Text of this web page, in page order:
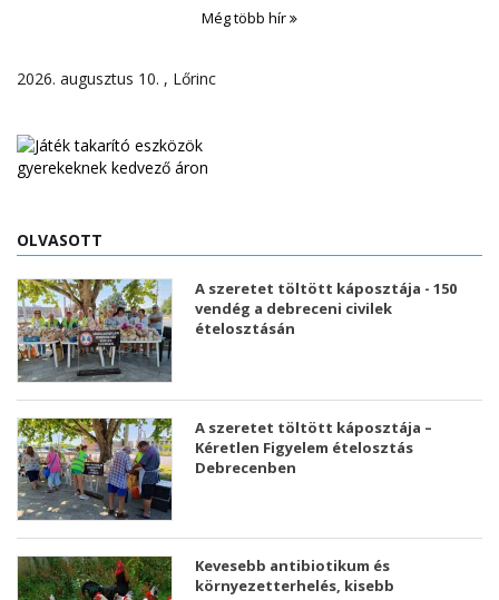
Még több hír
2026. augusztus 10. , Lőrinc
OLVASOTT
A szeretet töltött káposztája - 150
vendég a debreceni civilek
ételosztásán
A szeretet töltött káposztája –
Kéretlen Figyelem ételosztás
Debrecenben
Kevesebb antibiotikum és
környezetterhelés, kisebb